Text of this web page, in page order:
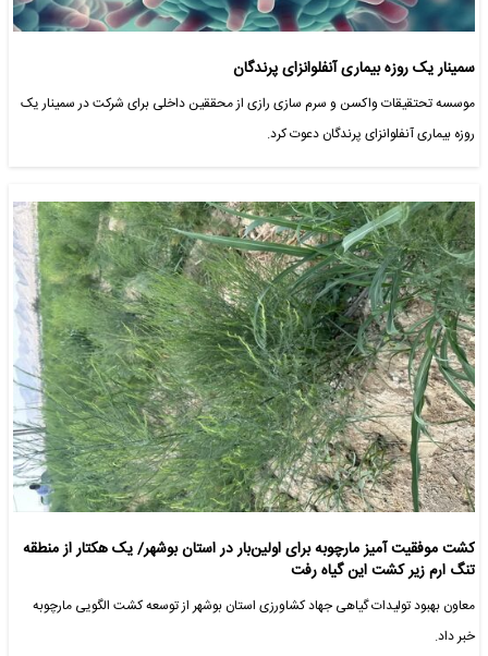
سمینار یک روزه بیماری آنفلوانزای پرندگان
موسسه تحتقیقات واکسن و سرم سازی رازی از محققین داخلی برای شرکت در سمینار یک
روزه بیماری آنفلوانزای پرندگان دعوت کرد.
کشت موفقیت آمیز مارچوبه برای اولین‌بار در استان بوشهر/ یک هکتار از منطقه
تنگ ارم زیر کشت این گیاه رفت
معاون بهبود تولیدات گیاهی جهاد کشاورزی استان بوشهر از توسعه کشت الگویی مارچوبه
خبر داد.